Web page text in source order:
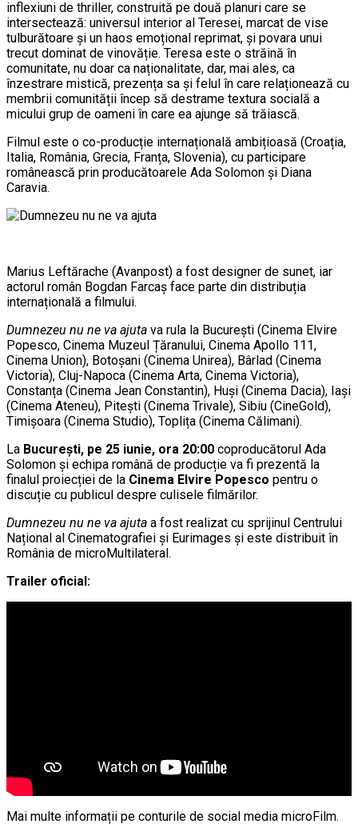
inflexiuni de thriller, construită pe două planuri care se
intersectează: universul interior al Teresei, marcat de vise
tulburătoare și un haos emoțional reprimat, și povara unui
trecut dominat de vinovăție. Teresa este o străină în
comunitate, nu doar ca naționalitate, dar, mai ales, ca
înzestrare mistică, prezența sa și felul în care relaționează cu
membrii comunității încep să destrame textura socială a
micului grup de oameni în care ea ajunge să trăiască.
Filmul este o co-producție internațională ambițioasă (Croația,
Italia, România, Grecia, Franța, Slovenia), cu participare
românească prin producătoarele Ada Solomon și Diana
Caravia.
Marius Leftărache (Avanpost) a fost designer de sunet, iar
actorul român Bogdan Farcaș face parte din distribuția
internațională a filmului.
Dumnezeu nu ne va ajuta va rula la București (Cinema Elvire
Popesco, Cinema Muzeul Țăranului, Cinema Apollo 111,
Cinema Union), Botoșani (Cinema Unirea), Bârlad (Cinema
Victoria), Cluj-Napoca (Cinema Arta, Cinema Victoria),
Constanța (Cinema Jean Constantin), Huși (Cinema Dacia), Iași
(Cinema Ateneu), Pitești (Cinema Trivale), Sibiu (CineGold),
Timișoara (Cinema Studio), Toplița (Cinema Călimani).
La București, pe 25 iunie, ora 20:00 coproducătorul Ada
Solomon și echipa română de producție va fi prezentă la
finalul proiecției de la Cinema Elvire Popesco pentru o
discuție cu publicul despre culisele filmărilor.
Dumnezeu nu ne va ajuta a fost realizat cu sprijinul Centrului
Național al Cinematografiei și Eurimages și este distribuit în
România de microMultilateral.
Trailer oficial:
Mai multe informații pe conturile de social media microFilm.